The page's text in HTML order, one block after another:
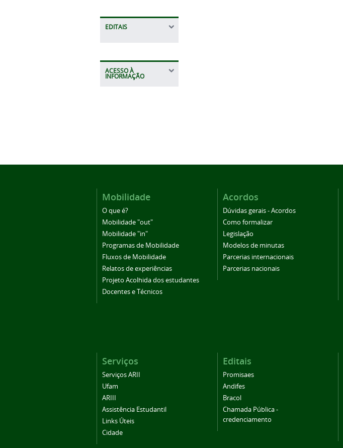
EDITAIS
ACESSO À
INFORMAÇÃO
Mobilidade
O que é?
Mobilidade "out"
Mobilidade "in"
Programas de Mobilidade
Fluxos de Mobilidade
Relatos de experiências
Projeto Acolhida dos estudantes
Docentes e Técnicos
Acordos
Dúvidas gerais - Acordos
Como formalizar
Legislação
Modelos de minutas
Parcerias internacionais
Parcerias nacionais
Serviços
Serviços ARII
Ufam
ARIII
Assistência Estudantil
Links Úteis
Cidade
Editais
Promisaes
Andifes
Bracol
Chamada Pública -
credenciamento